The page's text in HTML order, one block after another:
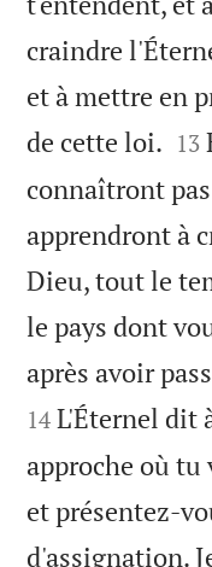
craindre
et à mettre en
de cette loi. 

13
connaîtront
apprendront à
Dieu, tout le
le pays dont
après avoir
14 L'Éternel dit
approche où tu
et présentez-
d'assignation.